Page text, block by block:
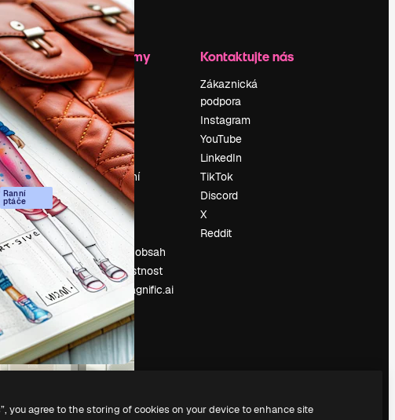
použití
údajů
Ranní
ptáče
Zdroje firmy
Ocenění
O nás
Recenze
Kariéra
Trendy
vyhledávání
Blog
Události
Slidesgo
Prodávejte obsah
Tisková místnost
Hledáte magnific.ai
Kontaktujte nás
Zákaznická
podpora
Instagram
YouTube
LinkedIn
TikTok
Discord
X
Reddit
you agree to the storing of cookies on your device to enhance site